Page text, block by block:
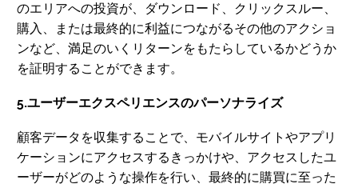
のエリアへの投資が、ダウンロード、クリックスルー、
購入、または最終的に利益につながるその他のアクショ
ンなど、満足のいくリターンをもたらしているかどうか
を証明することができます。
5.ユーザーエクスペリエンスのパーソナライズ
顧客データを収集することで、モバイルサイトやアプリ
ケーションにアクセスするきっかけや、アクセスしたユ
ーザーがどのような操作を行い、最終的に購買に至った